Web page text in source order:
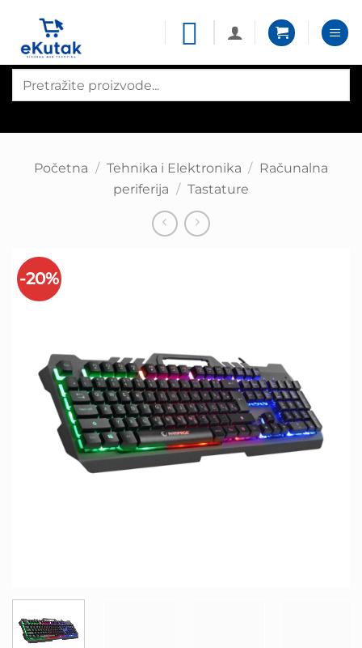
content
search
Početna / Tehnika i Elektronika / Računalna
periferija / Tastature
-20%